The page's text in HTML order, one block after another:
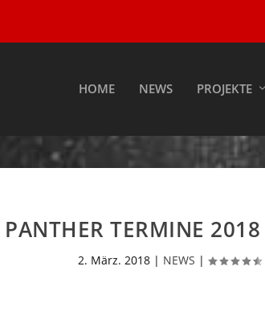
HOME NEWS PROJEKTE
TERMINE
2. März. 2018 | NEWS |